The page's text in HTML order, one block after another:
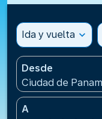
Ida y vuelta expand_more
Desde
Ciudad de
A